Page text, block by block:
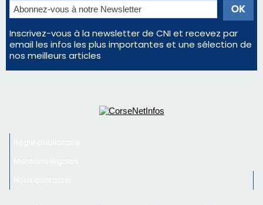
En Corse, un début de saison marqué par une
consommation en recul dans les restaurants
La gendarmerie alerte les restaurateurs corses
face à une nouvelle escroquerie au faux vendeur de